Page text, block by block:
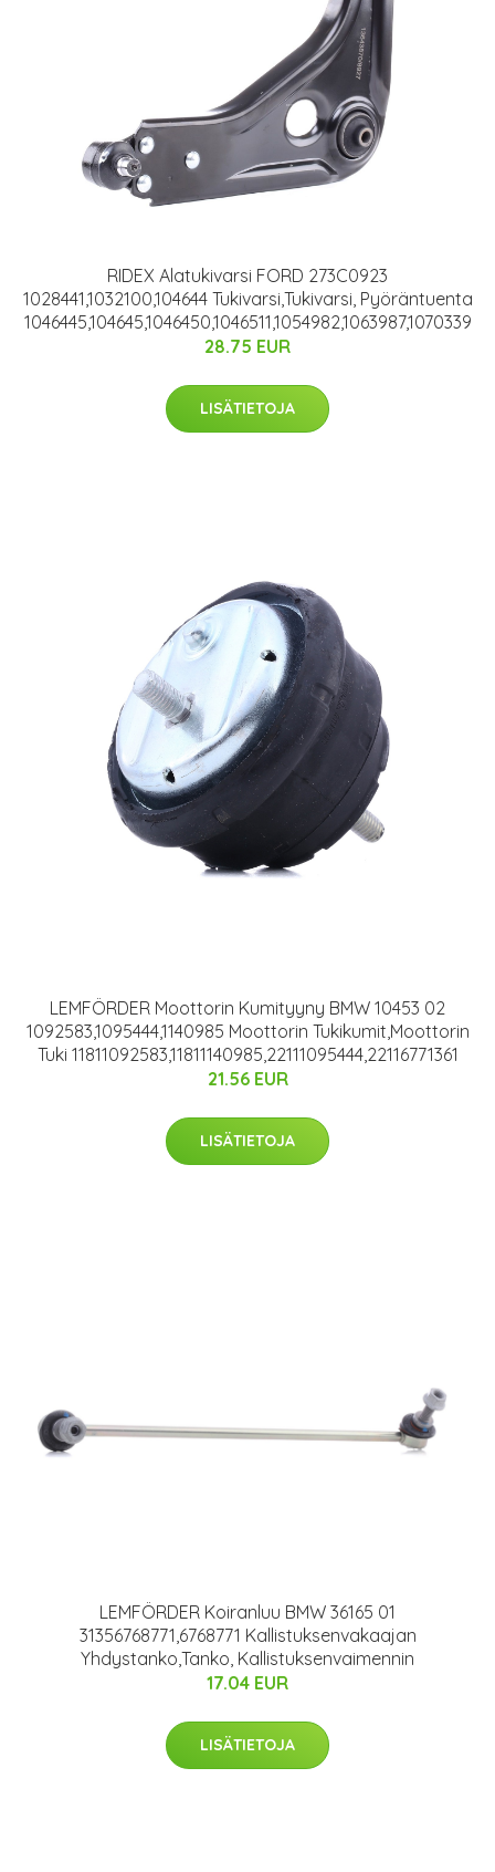
RIDEX Alatukivarsi FORD 273C0923
1028441,1032100,104644 Tukivarsi,Tukivarsi, Pyöräntuenta
1046445,104645,1046450,1046511,1054982,1063987,1070339
28.75 EUR
LISÄTIETOJA
LEMFÖRDER Moottorin Kumityyny BMW 10453 02
1092583,1095444,1140985 Moottorin Tukikumit,Moottorin
Tuki 11811092583,11811140985,22111095444,22116771361
21.56 EUR
LISÄTIETOJA
LEMFÖRDER Koiranluu BMW 36165 01
31356768771,6768771 Kallistuksenvakaajan
Yhdystanko,Tanko, Kallistuksenvaimennin
17.04 EUR
LISÄTIETOJA